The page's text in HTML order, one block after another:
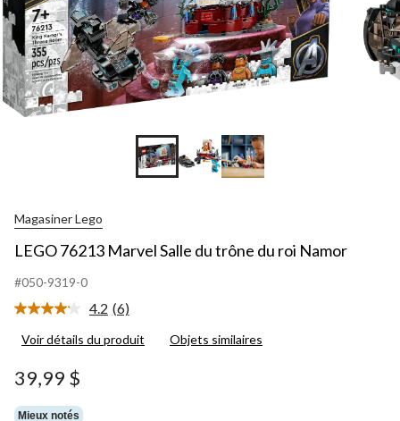
Magasiner Lego
LEGO 76213 Marvel Salle du trône du roi Namor
#050-9319-0
4.2 Lire
6
(6)
Voir détails du produit Objets similaires
39,99 $
Mieux notés